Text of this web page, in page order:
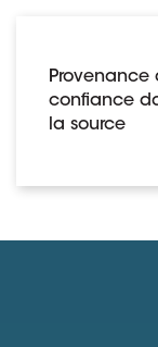
Provenance
confiance
la source